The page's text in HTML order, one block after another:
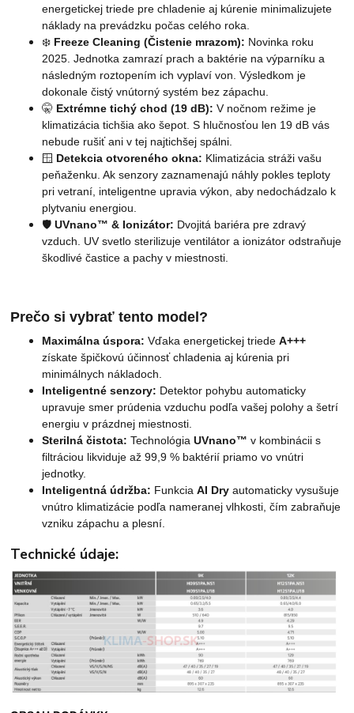
energetickej triede pre chladenie aj kúrenie minimalizujete
náklady na prevádzku počas celého roka.
❄️ Freeze Cleaning (Čistenie mrazom): Novinka roku
2025. Jednotka zamrazí prach a baktérie na výparníku a
následným roztopením ich vyplaví von. Výsledkom je
dokonale čistý vnútorný systém bez zápachu.
🤫 Extrémne tichý chod (19 dB): V nočnom režime je
klimatizácia tichšia ako šepot. S hlučnosťou len 19 dB vás
nebude rušiť ani v tej najtichšej spálni.
🪟 Detekcia otvoreného okna: Klimatizácia stráži vašu
peňaženku. Ak senzory zaznamenajú náhly pokles teploty
pri vetraní, inteligentne upravia výkon, aby nedochádzalo k
plytvaniu energiou.
🛡️UVnano™ & Ionizátor: Dvojitá bariéra pre zdravý
vzduch. UV svetlo sterilizuje ventilátor a ionizátor odstraňuje
škodlivé častice a pachy v miestnosti.
Prečo si vybrať tento model?
Maximálna úspora: Vďaka energetickej triedeA+++
získate špičkovú účinnosť chladenia aj kúrenia pri
minimálnych nákladoch.
Inteligentné senzory: Detektor pohybu automaticky
upravuje smer prúdenia vzduchu podľa vašej polohy a šetrí
energiu v prázdnej miestnosti.
Sterilná čistota: TechnológiaUVnano™ v kombinácii s
filtráciou likviduje až 99,9 % baktérií priamo vo vnútri
jednotky.
Inteligentná údržba: FunkciaAI Dry automaticky vysušuje
vnútro klimatizácie podľa nameranej vlhkosti, čím zabraňuje
vzniku zápachu a plesní.
Technické údaje: